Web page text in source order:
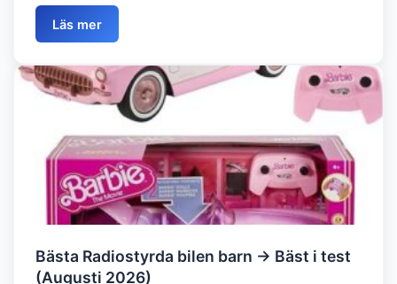
Läs mer
Bästa Radiostyrda bilen barn → Bäst i test
(Augusti 2026)